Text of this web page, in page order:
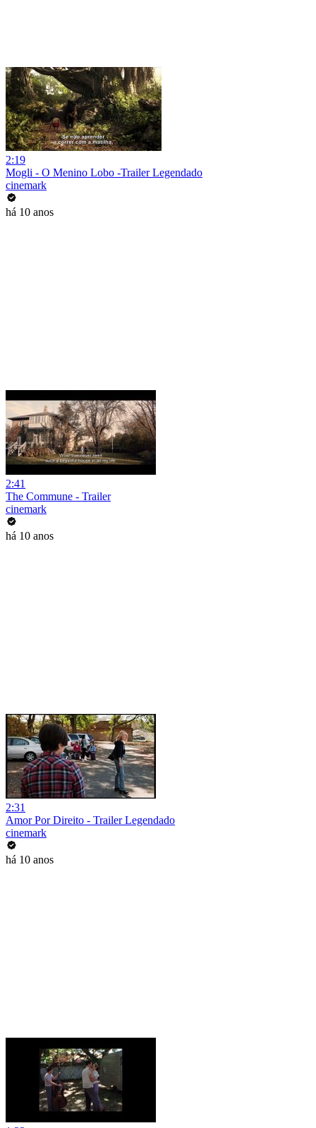
2:19
Mogli - O Menino Lobo -Trailer Legendado
cinemark
há 10 anos
2:41
The Commune - Trailer
cinemark
há 10 anos
2:31
Amor Por Direito - Trailer Legendado
cinemark
há 10 anos